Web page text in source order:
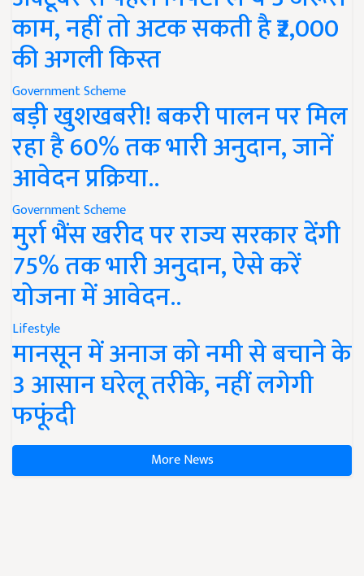
काम, नहीं तो अटक सकती है ₹2,000
की अगली किस्त
Government Scheme
बड़ी खुशखबरी! बकरी पालन पर मिल
रहा है 60% तक भारी अनुदान, जानें
आवेदन प्रक्रिया..
Government Scheme
मुर्रा भैंस खरीद पर राज्य सरकार देंगी
75% तक भारी अनुदान, ऐसे करें
योजना में आवेदन..
Lifestyle
मानसून में अनाज को नमी से बचाने के
3 आसान घरेलू तरीके, नहीं लगेगी
फफूंदी
More News